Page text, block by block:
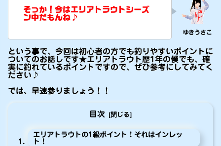
そっか！今はエリアトラウトシーズ
ン中だもんね♪
という事で、今回は初心者の方でも釣りやすいポイントに
ついてのお話しです★エリアトラウト歴1年の僕でも、確
実に釣れているポイントですので、ぜひ参考にしてみてく
ださい♪
では、早速参りましょう！！
目次
エリアトラウトの1級ポイント！それはインレッ
ト！